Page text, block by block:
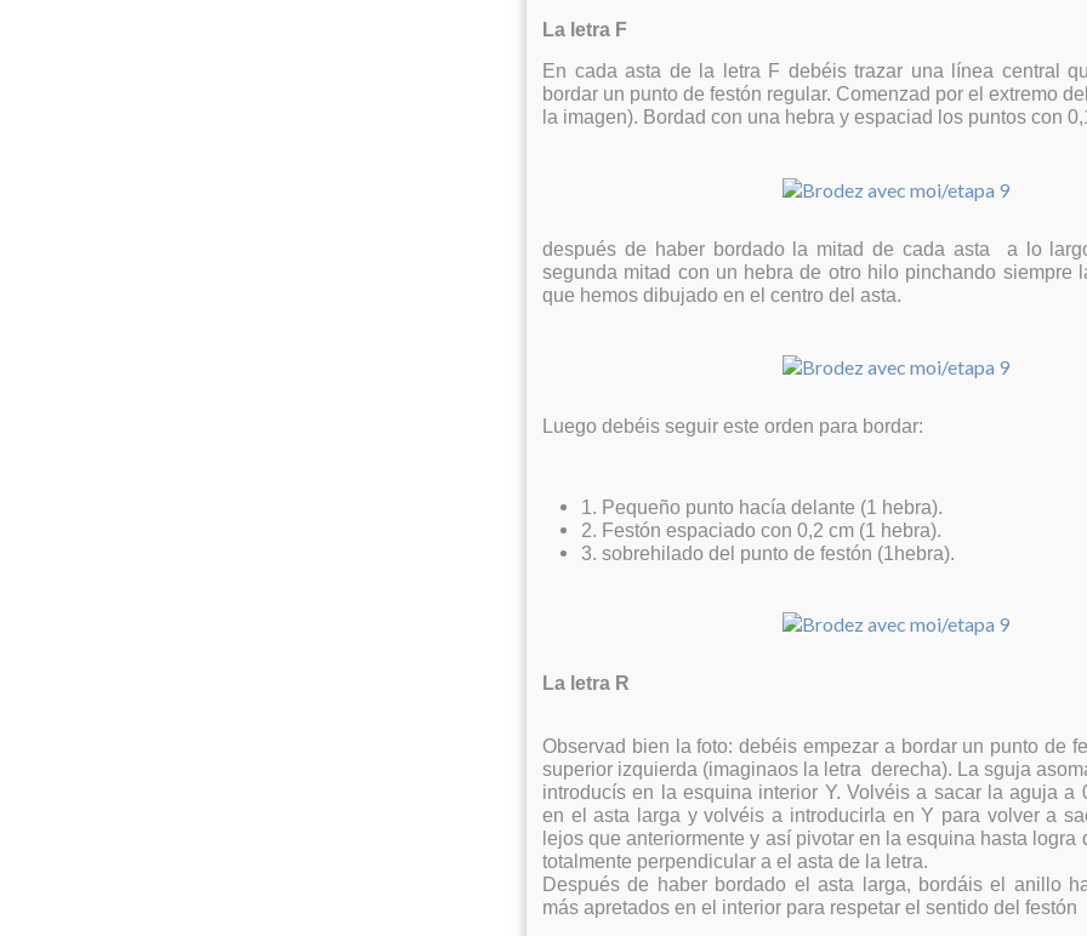
La letra F
En cada asta de la letra F debéis trazar una línea central
bordar un punto de festón regular. Comenzad por el extremo
la imagen). Bordad con una hebra y espaciad los puntos con
después de haber bordado la mitad de cada asta a lo
segunda mitad con un hebra de otro hilo pinchando siempre
que hemos dibujado en el centro del asta.
Luego debéis seguir este orden para bordar:
1. Pequeño punto hacía delante (1 hebra).
2. Festón espaciado con 0,2 cm (1 hebra).
3. sobrehilado del punto de festón (1hebra).
La letra R
Observad bien la foto: debéis empezar a bordar un punto de
superior izquierda (imaginaos la letra derecha). La sguja
introducís en la esquina interior Y. Volvéis a sacar la aguja a
en el asta larga y volvéis a introducirla en Y para volver a
lejos que anteriormente y así pivotar en la esquina hasta logra
totalmente perpendicular a el asta de la letra.
Después de haber bordado el asta larga, bordáis el anillo
más apretados en el interior para respetar el sentido del festón